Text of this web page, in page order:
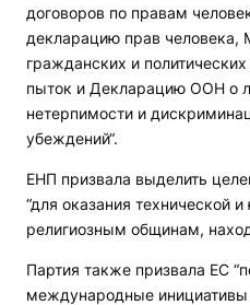
договоров по правам
декларацию прав
гражданских и
пыток и Декларацию ООН о
нетерпимости и
убеждений“.
ЕНП призвала выделить
“для оказания технической
религиозным общинам,
Партия также призвала ЕС
международные инициативы